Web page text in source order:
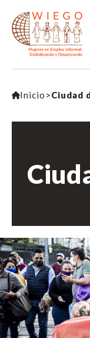
Inicio >Ciudad